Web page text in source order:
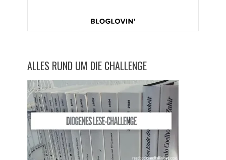
ALLES RUND UM DIE CHALLENGE